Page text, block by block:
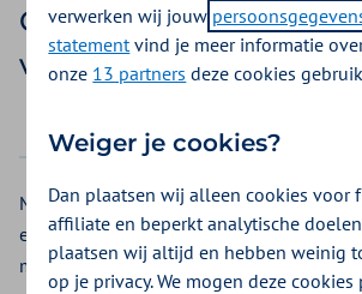
Gemeente Amsterdam
vergoedingen 2026
2025 2026
Mensen die tijdens hun herstel na
ernstige klachten of beperkingen hebben,
maken van de vergoeding Herstelzorg na
verwerken wij jouw
statementvind je meer informatie
onze 13 partners deze cookies
Weiger je cookies?
Dan plaatsen wij alleen cookies voor
affiliate en beperkt analytische
plaatsen wij altijd en hebben weinig
op je privacy. We mogen deze cookies